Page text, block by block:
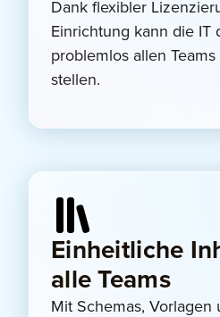
Dank flexibler
Einrichtung kann die IT
problemlos allen
stellen.
Einheitliche
alle Teams
Mit Schemas, Vorlagen